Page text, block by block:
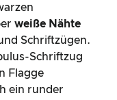
weiße Nähte
Schriftzügen.
Schriftzug
Flagge
ein runder